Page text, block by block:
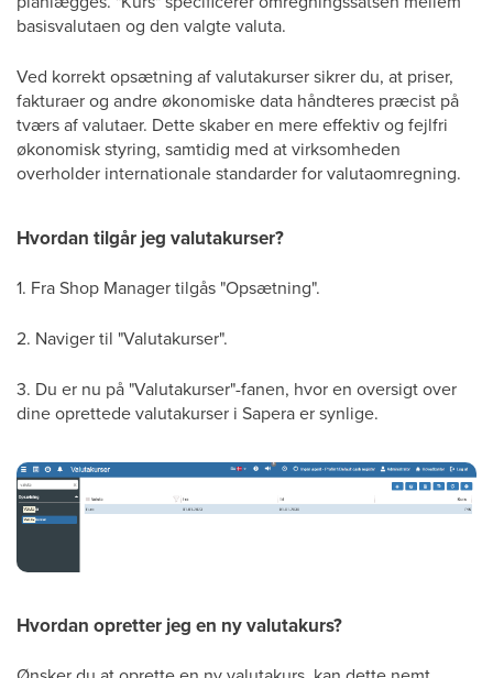
basisvalutaen og den valgte valuta.
Ved korrekt opsætning af valutakurser sikrer du, at priser,
fakturaer og andre økonomiske data håndteres præcist på
tværs af valutaer. Dette skaber en mere effektiv og fejlfri
økonomisk styring, samtidig med at virksomheden
overholder internationale standarder for valutaomregning.
Hvordan tilgår jeg valutakurser?
1. Fra Shop Manager tilgås "Opsætning".
2. Naviger til "Valutakurser".
3. Du er nu på "Valutakurser"-fanen, hvor en oversigt over
dine oprettede valutakurser i Sapera er synlige.
Hvordan opretter jeg en ny valutakurs?